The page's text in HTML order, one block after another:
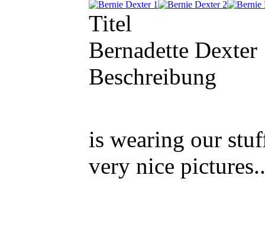
Titel
Bernadette Dexter
Beschreibung
is wearing our
very nice